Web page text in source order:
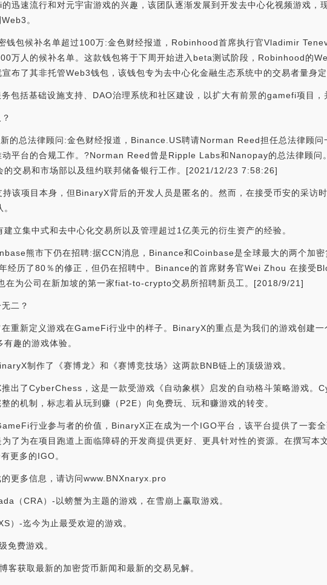
迅速流行和对元宇宙游戏的兴趣，该团队逐渐发展到开发去中心化视频游戏，
。
钱包候补名单超过100万:金色财经报道，Robinhood首席执行官Vladimir
万人的候补名单。这款钱包将于下周开始进入beta测试阶段，Robinhood的
布了其非托管Web3钱包，该钱包专为去中心化金融生态系统中的交易者量
包括基础设施支持、DAO治理系统和社区建设，以扩大有前景的gamefi项目，
的总法律顾问:金色财经报道，Binance.US聘请Norman Reed担任总法律顾问
平台的合规工作。?Norman Reed曾是Ripple Labs和Nanopay的总法律顾问
的交易和市场部以及纽约联邦储备银行工作。[2021/12/23 7:58:26]
该项目本身，但BinaryX背后的开发人员是匿名的。然而，在接受币安的采访
立集中式和去中心化交易所以及管理超过1亿美元的衍生资产的经验。
熊市下仍在招聘:据CCN消息，Binance和Coinbase是全球最大的两个加密
经历了80％的修正，但仍在招聘中。Binance的首席财务官Wei Zhou 在接受
在为公司在新加坡的第一家fiat-to-crypto交易所招聘新员工。[2018/9/21]
二？
重新定义游戏在GameFi行业中的样子。BinaryX的重点是为我们的游戏创建
有趣的游戏体验。
制作了《赛博龙》和《赛博竞技场》这两款BNB链上的顶级游戏。
出了CyberChess，这是一款受游戏《自动象棋》启发的自动格斗策略游戏。
的机制，标志着从玩到赚（P2E）向免费玩、玩和赚游戏的转变。
行业参与者的价值，BinaryX正在成为一个IGO平台，该平台提供了一套
了为在项目跑道上面临障碍的开发商提供更好、更具针对性的资源。在撰写
更多的IGO。
更多信息，请访问www.BNXnaryx.pro
（CRA）-以螃蟹为主题的游戏，在雪崩上赢取游戏。
）-迄今为止最受欢迎的游戏。
免费游戏。
客获取最新的加密货币新闻和最新的交易见解。